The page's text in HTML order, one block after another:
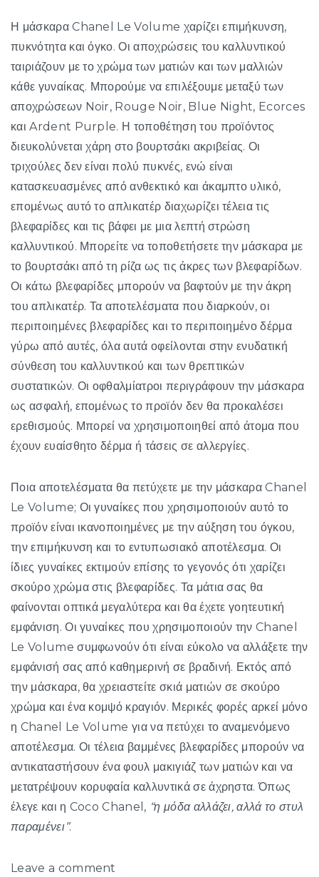
Η μάσκαρα Chanel Le Volume χαρίζει επιμήκυνση,
πυκνότητα και όγκο. Οι αποχρώσεις του καλλυντικού
ταιριάζουν με το χρώμα των ματιών και των μαλλιών
κάθε γυναίκας. Μπορούμε να επιλέξουμε μεταξύ των
αποχρώσεων Noir, Rouge Noir, Blue Night, Ecorces
και Ardent Purple. Η τοποθέτηση του προϊόντος
διευκολύνεται χάρη στο βουρτσάκι ακριβείας. Οι
τριχούλες δεν είναι πολύ πυκνές, ενώ είναι
κατασκευασμένες από ανθεκτικό και άκαμπτο υλικό,
επομένως αυτό το απλικατέρ διαχωρίζει τέλεια τις
βλεφαρίδες και τις βάφει με μια λεπτή στρώση
καλλυντικού. Μπορείτε να τοποθετήσετε την μάσκαρα με
το βουρτσάκι από τη ρίζα ως τις άκρες των βλεφαρίδων.
Οι κάτω βλεφαρίδες μπορούν να βαφτούν με την άκρη
του απλικατέρ. Τα αποτελέσματα που διαρκούν, οι
περιποιημένες βλεφαρίδες και το περιποιημένο δέρμα
γύρω από αυτές, όλα αυτά οφείλονται στην ενυδατική
σύνθεση του καλλυντικού και των θρεπτικών
συστατικών. Οι οφθαλμίατροι περιγράφουν την μάσκαρα
ως ασφαλή, επομένως το προϊόν δεν θα προκαλέσει
ερεθισμούς. Μπορεί να χρησιμοποιηθεί από άτομα που
έχουν ευαίσθητο δέρμα ή τάσεις σε αλλεργίες.
Ποια αποτελέσματα θα πετύχετε με την μάσκαρα Chanel
Le Volume; Οι γυναίκες που χρησιμοποιούν αυτό το
προϊόν είναι ικανοποιημένες με την αύξηση του όγκου,
την επιμήκυνση και το εντυπωσιακό αποτέλεσμα. Οι
ίδιες γυναίκες εκτιμούν επίσης το γεγονός ότι χαρίζει
σκούρο χρώμα στις βλεφαρίδες. Τα μάτια σας θα
φαίνονται οπτικά μεγαλύτερα και θα έχετε γοητευτική
εμφάνιση. Οι γυναίκες που χρησιμοποιούν την Chanel
Le Volume συμφωνούν ότι είναι εύκολο να αλλάξετε την
εμφάνισή σας από καθημερινή σε βραδινή. Εκτός από
την μάσκαρα, θα χρειαστείτε σκιά ματιών σε σκούρο
χρώμα και ένα κομψό κραγιόν. Μερικές φορές αρκεί μόνο
η Chanel Le Volume για να πετύχει το αναμενόμενο
αποτέλεσμα. Οι τέλεια βαμμένες βλεφαρίδες μπορούν να
αντικαταστήσουν ένα φουλ μακιγιάζ των ματιών και να
μετατρέψουν κορυφαία καλλυντικά σε άχρηστα. Όπως
έλεγε και η Coco Chanel, “η μόδα αλλάζει, αλλά το στυλ
παραμένει”.
Leave a comment